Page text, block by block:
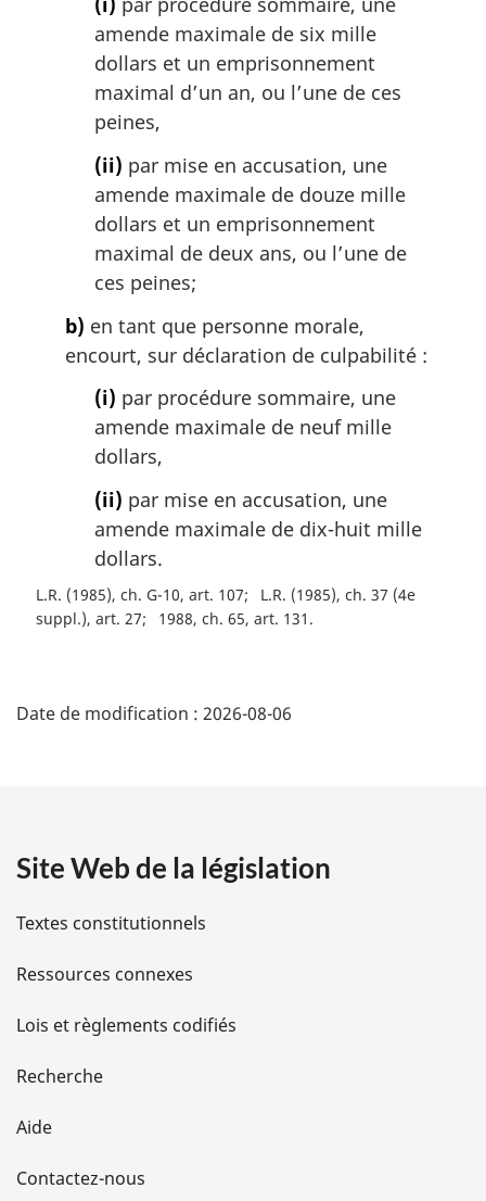
amende maximale de six mille
dollars et un emprisonnement
maximal d’un an, ou l’une de ces
peines,
(ii) par mise en accusation, une
amende maximale de douze mille
dollars et un emprisonnement
maximal de deux ans, ou l’une de
ces peines;
b) en tant que personne morale,
encourt, sur déclaration de culpabilité :
(i) par procédure sommaire, une
amende maximale de neuf mille
dollars,
(ii) par mise en accusation, une
amende maximale de dix-huit mille
dollars.
L.R. (1985), ch. G-10, art. 107
L.R. (1985), ch. 37 (4e
suppl.), art. 27
1988, ch. 65, art. 131
é
i
l
s
d
e
l
Date de modification : 2026-08-06
Site Web de la législation
Textes constitutionnels
Ressources connexes
Lois et règlements codifiés
Recherche
Aide
Contactez-nous